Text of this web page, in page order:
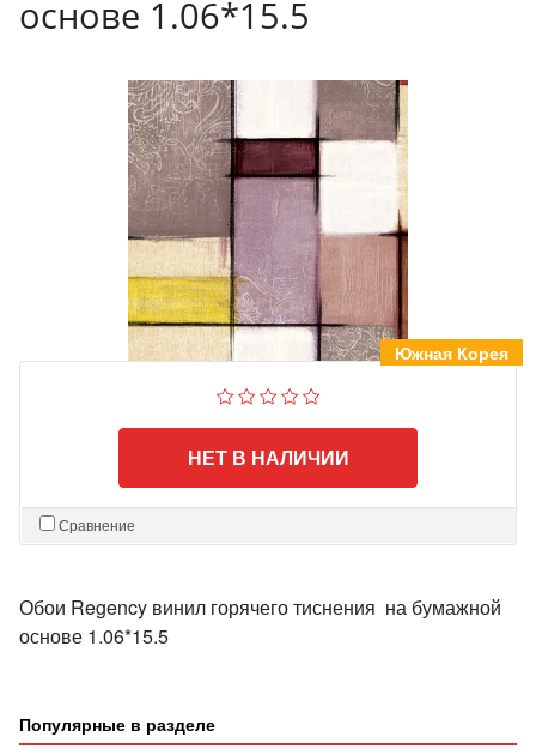
основе 1.06*15.5
Южная Корея
НЕТ В НАЛИЧИИ
Сравнение
Обои Regency винил горячего тиснения на бумажной
основе 1.06*15.5
Популярные в разделе